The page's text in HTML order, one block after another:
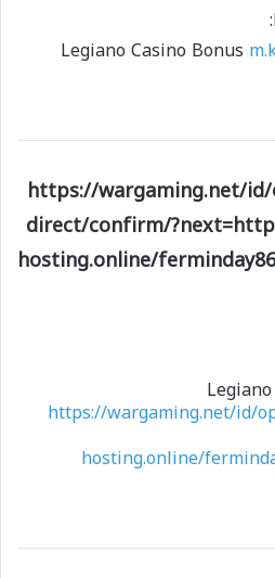
Legiano Casino Bonus
https://wargaming.net/
direct/confirm/
hosting.online/
https://wargaming.net/id/
hosting.online/